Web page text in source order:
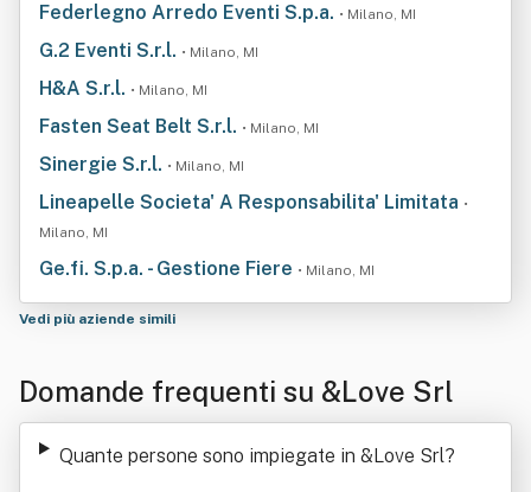
Federlegno Arredo Eventi S.p.a. • Milano, MI
G.2 Eventi S.r.l. • Milano, MI
H&A S.r.l. • Milano, MI
Fasten Seat Belt S.r.l. • Milano, MI
Sinergie S.r.l. • Milano, MI
Lineapelle Societa' A Responsabilita' Limitata •
Milano, MI
Ge.fi. S.p.a. - Gestione Fiere • Milano, MI
Vedi più aziende simili
Domande frequenti su &Love Srl
Quante persone sono impiegate in &Love Srl?